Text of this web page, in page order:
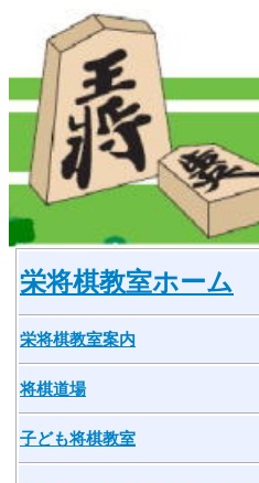
栄将棋教室ホーム
栄将棋教室案内
将棋道場
子ども将棋教室